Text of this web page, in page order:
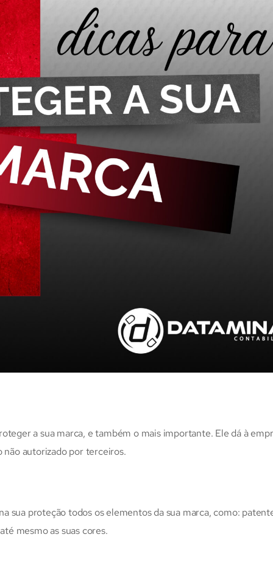
a sua marca, e também o mais importante. Ele dá à
não autorizado por terceiros.
sua proteção todos os elementos da sua marca, como:
mesmo as suas cores.